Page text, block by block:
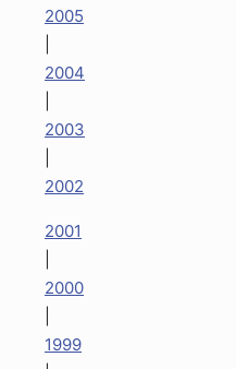
2005
2004
2003
2002
2001
2000
1999